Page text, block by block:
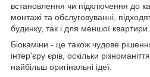
встановлення чи підключення до
монтажі та обслуговуванні,
будинку, так і для меншої квартири.
Біокаміни - це також чудове
інтер'єру єрів, оскільки
найбільш оригінальні ідеї.